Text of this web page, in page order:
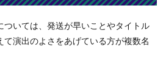
ついては、発送が早いことやタイトル
演出のよさをあげている方が複数名